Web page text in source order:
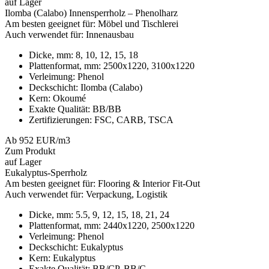
Ilomba (Calabo) Innensperrholz – Phenolharz
Am besten geeignet für: Möbel und Tischlerei
Auch verwendet für: Innenausbau
Dicke, mm: 8, 10, 12, 15, 18
Plattenformat, mm: 2500x1220, 3100х1220
Verleimung: Phenol
Deckschicht: Ilomba (Calabo)
Kern: Okoumé
Exakte Qualität: BB/BB
Zertifizierungen: FSC, CARB, TSCA
Ab 952 EUR/m3
Zum Produkt
auf Lager
Eukalyptus-Sperrholz
Am besten geeignet für: Flooring & Interior Fit-Out
Auch verwendet für: Verpackung, Logistik
Dicke, mm: 5.5, 9, 12, 15, 18, 21, 24
Plattenformat, mm: 2440x1220, 2500x1220
Verleimung: Phenol
Deckschicht: Eukalyptus
Kern: Eukalyptus